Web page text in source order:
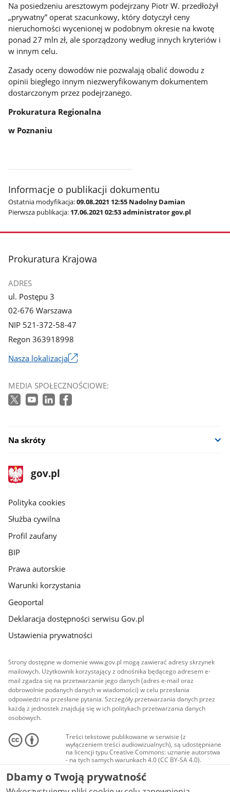
Na posiedzeniu aresztowym podejrzany Piotr W. przedłożył
„prywatny” operat szacunkowy, który dotyczył ceny
nieruchomości wycenionej w podobnym okresie na kwotę
ponad 27 mln zł, ale sporządzony według innych kryteriów i
w innym celu.
Zasady oceny dowodów nie pozwalają obalić dowodu z
opinii biegłego innym niezweryfikowanym dokumentem
dostarczonym przez podejrzanego.
Prokuratura Regionalna
w Poznaniu
Informacje o publikacji dokumentu
Ostatnia modyfikacja:09.08.2021 12:55 Nadolny Damian
Pierwsza publikacja: 17.06.2021 02:53 administrator gov.pl
stopka
Prokuratura Krajowa
ADRES
ul. Postępu 3
02-676 Warszawa
NIP 521-372-58-47
Regon 363918998
Nasza lokalizacja
się
w
MEDIA SPOŁECZNOŚCIOWE:
Na skróty
stopka
gov.pl
Strona
gov.pl
gov.pl
Polityka cookies
Służba cywilna
Profil zaufany
BIP
Prawa autorskie
Warunki korzystania
Geoportal
Deklaracja dostępności serwisu Gov.pl
Ustawienia prywatności
Strony dostępne w domenie www.gov.pl mogą zawierać adresy skrzynek
mailowych. Użytkownik korzystający z odnośnika będącego adresem e-
mail zgadza się na przetwarzanie jego danych (adres e-mail oraz
dobrowolnie podanych danych w wiadomości) w celu przesłania
odpowiedzi na przesłane pytania. Szczegóły przetwarzania danych przez
każdą z jednostek znajdują się w ich politykach przetwarzania danych
osobowych.
Treści tekstowe publikowane w serwisie (z
wyłączeniem treści audiowizualnych), są udostępniane
na licencji typu Creative Commons: uznanie autorstwa
- na tych samych warunkach 4.0 (CC BY-SA 4.0).
Materiały audiowizualne, w tym zdjęcia, materiały
audio i wideo, są udostępniane na licencji typu
Creative Commons: uznanie autorstwa użycie
Dbamy o Twoją prywatność